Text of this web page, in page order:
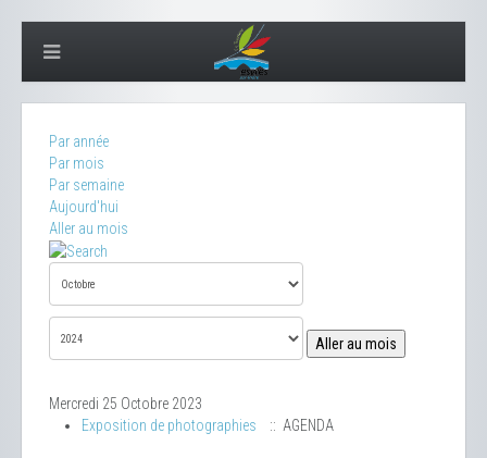
Par année
Par mois
Par semaine
Aujourd'hui
Aller au mois
Aller au mois
Mercredi 25 Octobre 2023
Exposition de photographies
:: AGENDA